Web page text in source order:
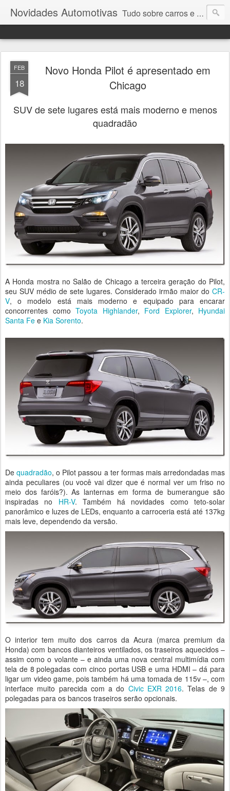
Novidades Automotivas Tudo sobre carros e motores
FEB
18
Novo Honda Pilot é apresentado em
Chicago
SUV de sete lugares está mais moderno e menos
quadradão
A Honda mostra no Salão de Chicago a terceira geração do Pilot,
seu SUV médio de sete lugares. Considerado irmão maior do CR-
V, o modelo está mais moderno e equipado para encarar
concorrentes como Toyota Highlander, Ford Explorer, Hyundai
Santa Fe e Kia Sorento.
Dequadradão, o Pilot passou a ter formas mais arredondadas mas
ainda peculiares (ou você vai dizer que é normal ver um friso no
meio dos faróis?). As lanternas em forma de bumerangue são
inspiradas no HR-V. Também há novidades como teto-solar
panorâmico e luzes de LEDs, enquanto a carroceria está até 137kg
mais leve, dependendo da versão.
O interior tem muito dos carros da Acura (marca premium da
Honda) com bancos dianteiros ventilados, os traseiros aquecidos –
assim como o volante – e ainda uma nova central multimídia com
tela de 8 polegadas com cinco portas USB e uma HDMI – dá para
ligar um video game, pois também há uma tomada de 115v –, com
interface muito parecida com a do Civic EXR 2016. Telas de 9
polegadas para os bancos traseiros serão opcionais.